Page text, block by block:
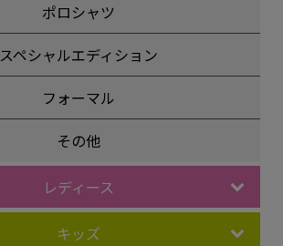
ポロシャツ
スペシャルエディション
フォーマル
その他
レディース
キッズ